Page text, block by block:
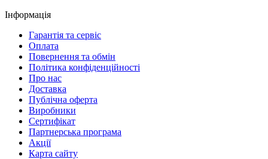
Інформація
Гарантія та сервіс
Оплата
Повернення та обмін
Політика конфіденційності
Про нас
Доставка
Публічна оферта
Виробники
Сертифікат
Партнерська програма
Акції
Карта сайту